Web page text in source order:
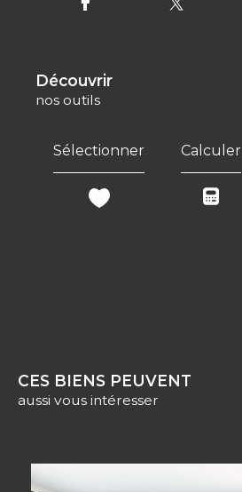
découvrir
nos outils
Sélectionner Calculer
CES BIENS PEUVENT
aussi vous intéresser